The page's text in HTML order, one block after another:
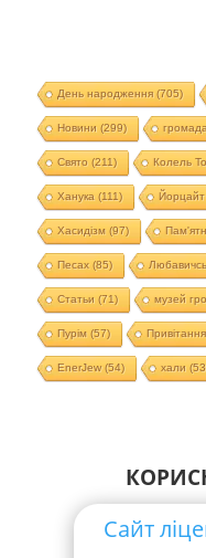
День народження(705)
Новини (299)
Свято (211) Колель
Ханука (111) Йорцайт
Хасидізм (97)
Песах(85)
Статьи (71) музей
Пурім (57) Привітання
EnerJew(54) хали
Сайт